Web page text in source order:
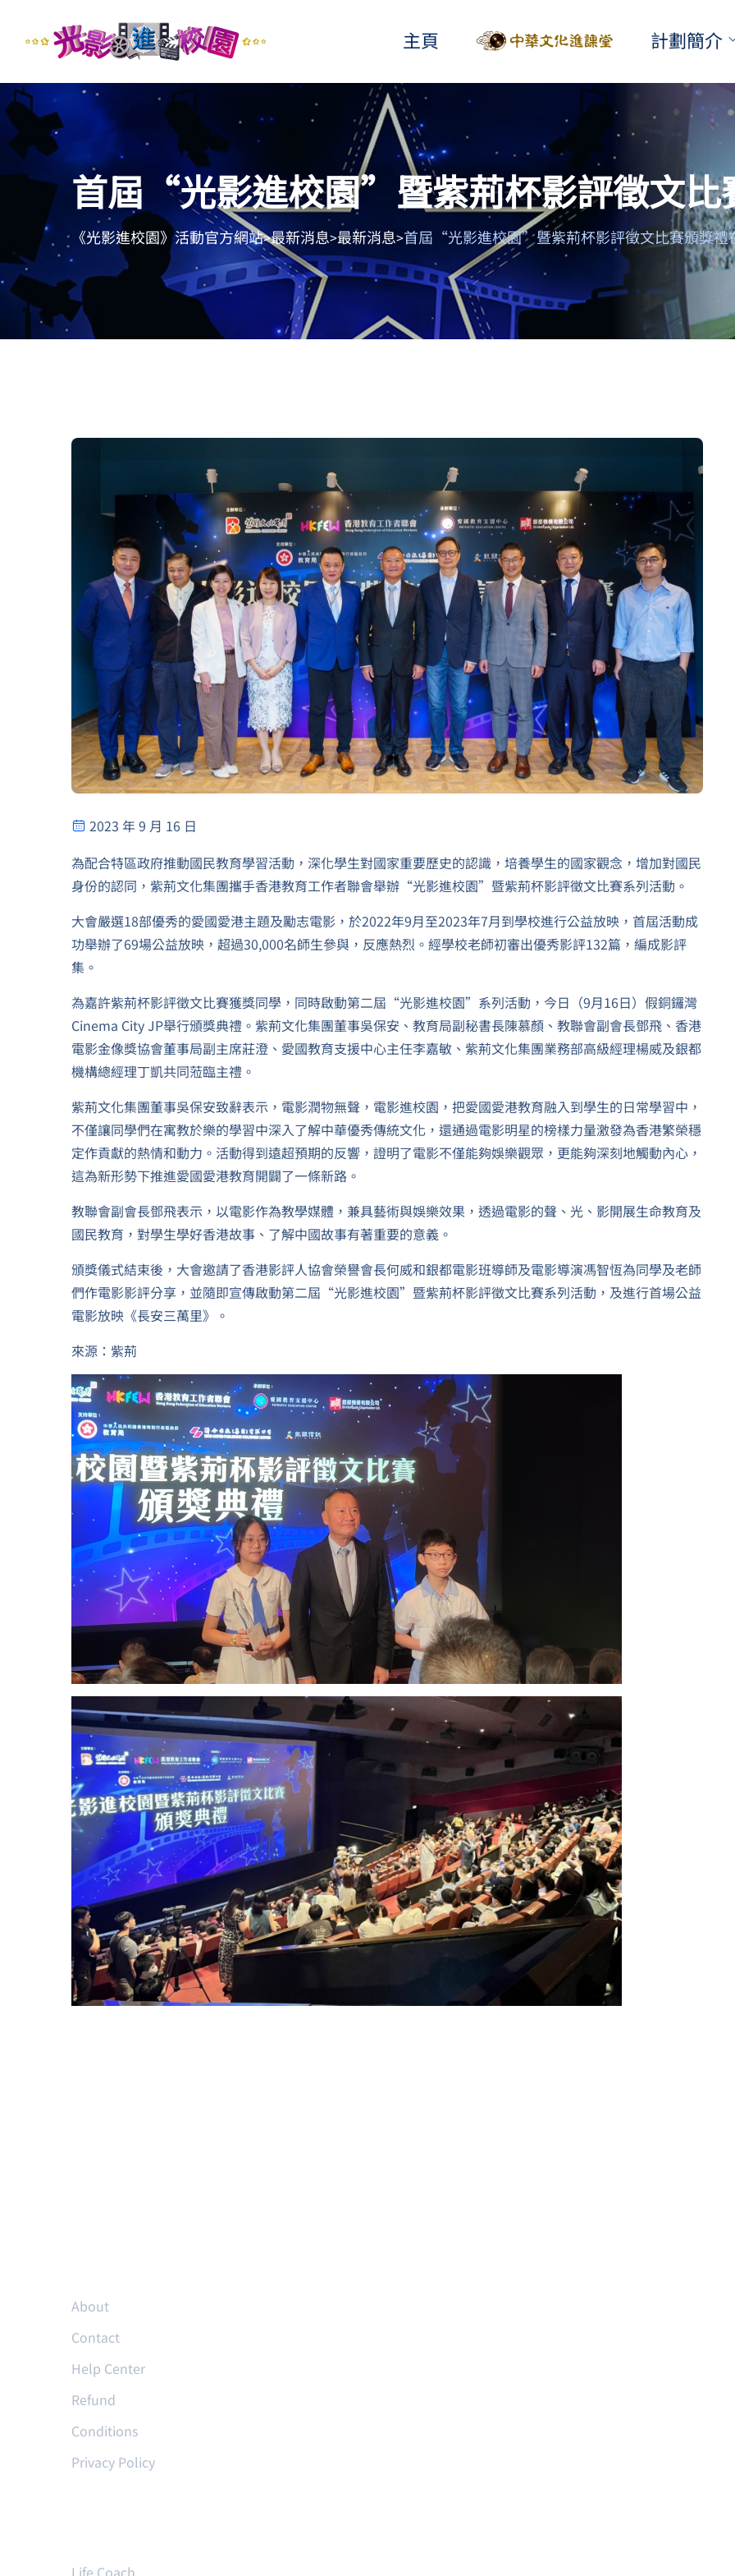
主頁 計劃簡介
首屆“光影進校園”暨紫荊杯影評徵文比
《光影進校園》活動官方網站>最新消息>最新消息>首屆“光影進校園”暨紫荊杯影評徵文比賽頒獎禮
2023 年 9 月 16 日
為配合特區政府推動國民教育學習活動，深化學生對國家重要歷史的認識，培養學生的國家觀念，增加對國民
身份的認同，紫荊文化集團攜手香港教育工作者聯會舉辦“光影進校園”暨紫荊杯影評徵文比賽系列活動。
大會嚴選18部優秀的愛國愛港主題及勵志電影，於2022年9月至2023年7月到學校進行公益放映，首屆活動成
功舉辦了69場公益放映，超過30,000名師生參與，反應熱烈。經學校老師初審出優秀影評132篇，編成影評
集。
為嘉許紫荊杯影評徵文比賽獲獎同學，同時啟動第二屆“光影進校園”系列活動，今日（9月16日）假銅鑼灣
Cinema City JP舉行頒獎典禮。紫荊文化集團董事吳保安、教育局副秘書長陳慕顏、教聯會副會長鄧飛、香港
電影金像獎協會董事局副主席莊澄、愛國教育支援中心主任李嘉敏、紫荊文化集團業務部高級經理楊威及銀都
機構總經理丁凱共同蒞臨主禮。
紫荊文化集團董事吳保安致辭表示，電影潤物無聲，電影進校園，把愛國愛港教育融入到學生的日常學習中，
不僅讓同學們在寓教於樂的學習中深入了解中華優秀傳統文化，還通過電影明星的榜樣力量激發為香港繁榮穩
定作貢獻的熱情和動力。活動得到遠超預期的反響，證明了電影不僅能夠娛樂觀眾，更能夠深刻地觸動內心，
這為新形勢下推進愛國愛港教育開闢了一條新路。
教聯會副會長鄧飛表示，以電影作為教學媒體，兼具藝術與娛樂效果，透過電影的聲、光、影開展生命教育及
國民教育，對學生學好香港故事、了解中國故事有著重要的意義。
頒獎儀式結束後，大會邀請了香港影評人協會榮譽會長何威和銀都電影班導師及電影導演馮智恆為同學及老師
們作電影影評分享，並隨即宣傳啟動第二屆“光影進校園”暨紫荊杯影評徵文比賽系列活動，及進行首場公益
電影放映《長安三萬里》。
來源：紫荊
About
Contact
Help Center
Refund
Conditions
Privacy Policy
Life Coach